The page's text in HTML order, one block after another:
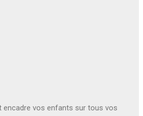
encadre vos enfants sur tous vos